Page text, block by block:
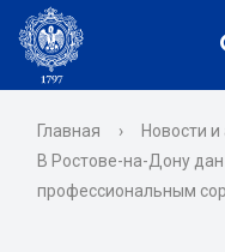
Главная › Новости
В Ростове-на-Дону
профессиональным